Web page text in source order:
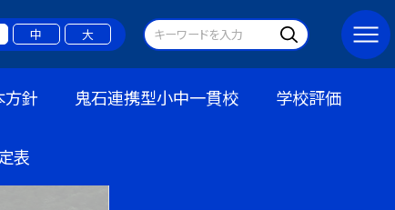
中 大
方針 鬼石連携型小中一貫校 学校評価
表